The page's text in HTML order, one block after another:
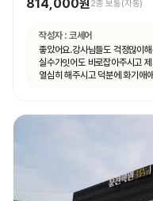
814,000원2종 보통(자동)
작성자 : 코세어
좋았어요.강사님들도 걱정많이
실수가잇어도 바로잡아주시고
열심히 해주시고 덕분에 화기애